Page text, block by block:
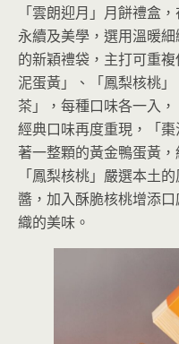
「雲朗迎月」月餅禮盒
永續及美學，選用溫暖
的新穎禮袋，主打可重
泥蛋黃」、「鳳梨核桃
茶」，每種口味各一入
經典口味再度重現，「
著一整顆的黃金鴨蛋黃
「鳳梨核桃」嚴選本土
醬，加入酥脆核桃增添
織的美味。